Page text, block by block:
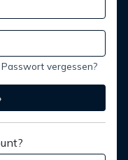
Passwort vergessen?